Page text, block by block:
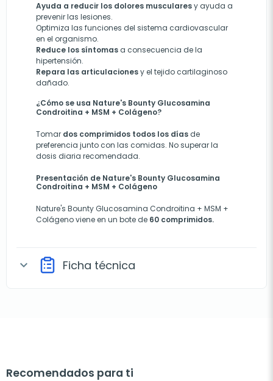
Ayuda a reducir los dolores muscularesy ayuda a
prevenir las lesiones.
Optimiza las funciones del sistema cardiovascular
en el organismo.
Reduce los síntomas a consecuencia de la
hipertensión.
Repara las articulacionesy el tejido cartilaginoso
dañado.
¿Cómo se usa Nature's Bounty Glucosamina
Condroitina + MSM + Colágeno?
Tomar dos comprimidos todos los días de
preferencia junto con las comidas. No superar la
dosis diaria recomendada.
Presentación de Nature's Bounty Glucosamina
Condroitina + MSM + Colágeno
Nature's Bounty Glucosamina Condroitina + MSM +
Colágeno viene en un bote de 60 comprimidos.
expand_more Ficha técnica
Recomendados para ti